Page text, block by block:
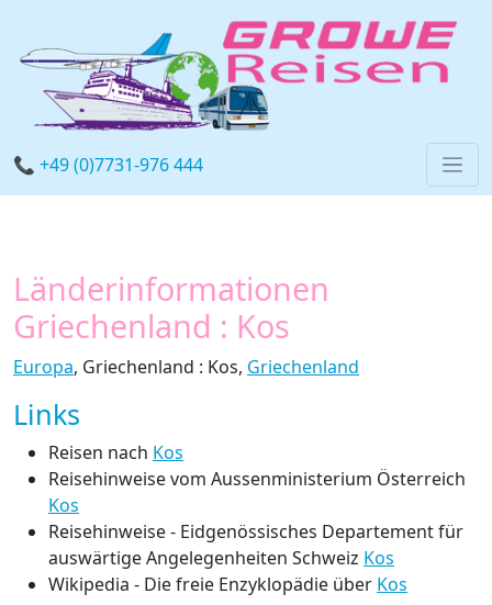
📞 +49 (0)7731-976 444
Länderinformationen
Griechenland : Kos
Europa, Griechenland : Kos, Griechenland
Links
Reisen nach Kos
Reisehinweise vom Aussenministerium Österreich
Kos
Reisehinweise - Eidgenössisches Departement für
auswärtige Angelegenheiten Schweiz Kos
Wikipedia - Die freie Enzyklopädie über Kos